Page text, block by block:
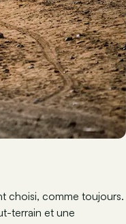
choisi, comme toujours.
terrain et une